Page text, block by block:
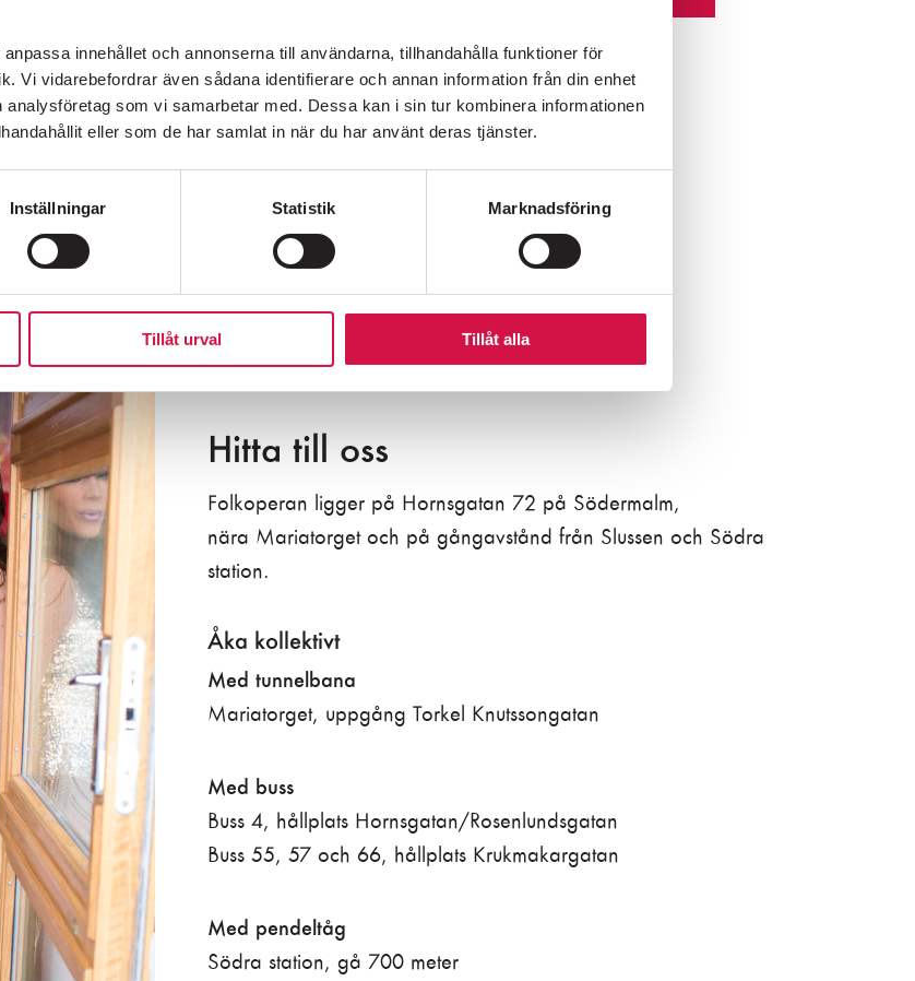
innehållet och annonserna till användarna, tillhandahålla funktioner för
Vi vidarebefordrar även sådana identifierare och annan information från din enhet
som vi samarbetar med. Dessa kan i sin tur kombinera informationen
eller som de har samlat in när du har använt deras tjänster.
Inställningar Statistik Marknadsföring
Tillåt urval Tillåt alla
Hitta till oss
Folkoperan ligger på Hornsgatan 72 på Södermalm,
nära Mariatorget och på gångavstånd från Slussen och Södra
station.
Åka kollektivt
Med tunnelbana
Mariatorget, uppgång Torkel Knutssongatan
Med buss
Buss 4, hållplats Hornsgatan/Rosenlundsgatan
Buss 55, 57 och 66, hållplats Krukmakargatan
Med pendeltåg
Södra station, gå 700 meter
MEST HÖGLJUDDA GRANNE SEDAN 1976
72, 118 21 Stockholm